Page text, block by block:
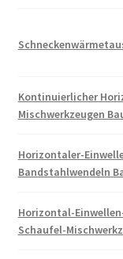
Kontinuierlicher
Mischwerkzeugen
Horizontaler-
Bandstahlwendeln
Horizontal-
Schaufel-